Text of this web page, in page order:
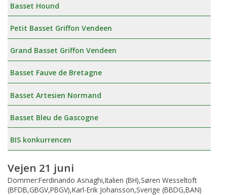
Basset Hound
Petit Basset Griffon Vendeen
Grand Basset Griffon Vendeen
Basset Fauve de Bretagne
Basset Artesien Normand
Basset Bleu de Gascogne
BIS konkurrencen
Vejen 21 juni
Dommer:Ferdinando Asnaghi,Italien (BH),Søren Wesseltoft
(BFDB,GBGV,PBGV),Karl-Erik Johansson,Sverige (BBDG,BAN)